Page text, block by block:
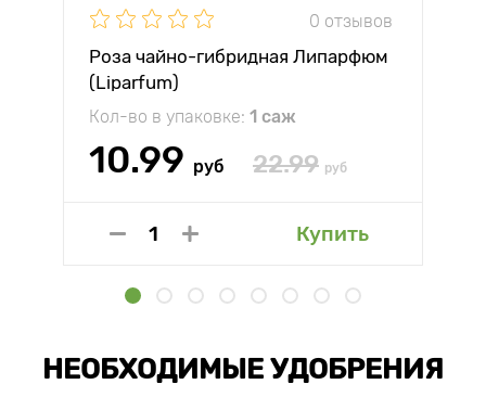
0 отзывов
Роза чайно-гибридная Липарфюм
(Liparfum)
Кол-во в упаковке: 1 саж
10.99 руб 22.99 руб
Купить
НЕОБХОДИМЫЕ УДОБРЕНИЯ